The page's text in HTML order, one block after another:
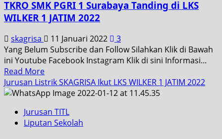
TKRO SMK PGRI 1 Surabaya Tanding di LKS
WILKER 1 JATIM 2022
skagrisa 11 Januari 2022
3
Yang Belum Subscribe dan Follow Silahkan Klik di Bawah
ini Youtube Facebook Instagram Klik di sini Informasi...
Read More
Jurusan Listrik SKAGRISA Ikut LKS WILKER 1 JATIM 2022
Jurusan TITL
Liputan Sekolah